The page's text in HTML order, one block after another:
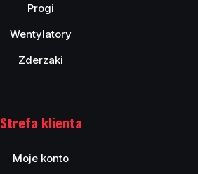
Progi
Wentylatory
Zderzaki
Strefa klienta
Moje konto